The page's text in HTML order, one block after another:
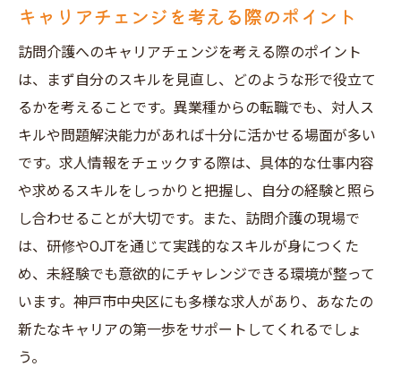
職場選びで忘れてはならない基準
神戸市中央区の訪問介護求人でスキルを活かす
チャンスを掴む
即戦力となる訪問介護スキルの磨き方
資格取得で広がる訪問介護のキャリア
訪問介護求人で求められる具体的なスキル
現場で活かせるコミュニケーション能力
訪問介護職での自己成長と学び
訪問介護の求人情報を活用して神戸市中央区で
理想の職場を見つける
キャリアチェンジを考える際のポイント
訪問介護へのキャリアチェンジを考える際のポイント
は、まず自分のスキルを見直し、どのような形で役立て
るかを考えることです。異業種からの転職でも、対人ス
キルや問題解決能力があれば十分に活かせる場面が多い
です。求人情報をチェックする際は、具体的な仕事内容
や求めるスキルをしっかりと把握し、自分の経験と照ら
し合わせることが大切です。また、訪問介護の現場で
は、研修やOJTを通じて実践的なスキルが身につくた
め、未経験でも意欲的にチャレンジできる環境が整って
います。神戸市中央区にも多様な求人があり、あなたの
新たなキャリアの第一歩をサポートしてくれるでしょ
う。